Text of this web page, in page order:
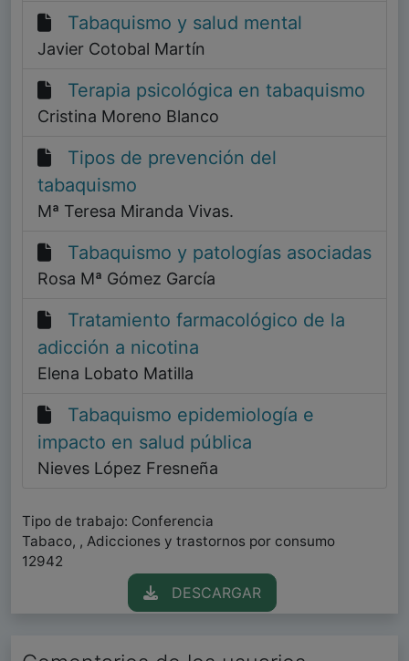
Tabaquismo y salud mental
Javier Cotobal Martín
Terapia psicológica en tabaquismo
Cristina Moreno Blanco
Tipos de prevención del
tabaquismo
Mª Teresa Miranda Vivas.
Tabaquismo y patologías asociadas
Rosa Mª Gómez García
Tratamiento farmacológico de la
adicción a nicotina
Elena Lobato Matilla
Tabaquismo epidemiología e
impacto en salud pública
Nieves López Fresneña
Tipo de trabajo: Conferencia
Tabaco, , Adicciones y trastornos por consumo
12942
DESCARGAR